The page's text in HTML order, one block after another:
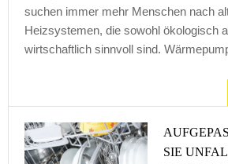
suchen immer mehr Menschen nach
Heizsystemen, die sowohl ökologisch
wirtschaftlich sinnvoll sind.
SIE